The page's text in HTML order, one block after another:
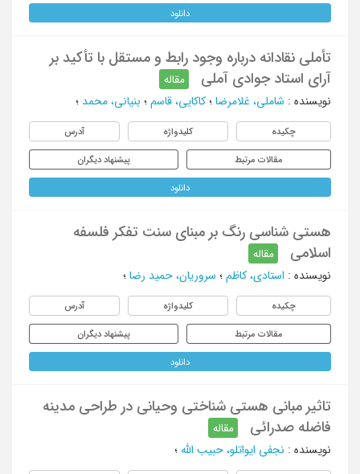
دانلود
تأملی نقادانه درباره‌ وجود رابط و مستقل با تأکید بر
آرای استاد جوادی آملی
مقاله
نویسنده : شاملی، غلامرضا ؛ کاکایی، قاسم ؛ بنیانی، محمد ؛
چکیده کلیدواژه آدرس
مقالات مرتبط پیشنهاد دیگران
دانلود
هستی شناسی رنگ بر مبنای سنت تفکر فلسفه
اسلامی
مقاله
نویسنده : استادی، کاظم ؛ سروریان، حمید رضا ؛
چکیده کلیدواژه آدرس
مقالات مرتبط پیشنهاد دیگران
دانلود
تاثیر مبانی هستی شناختی وحیانی در طراحی مدینه
فاضله صدرائی
مقاله
نویسنده : نجفی ایواتلو، حبیب الله ؛